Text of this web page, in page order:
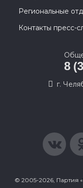
Региональные
Контакты пресс-
8
г.
© 2005-2026, Партия